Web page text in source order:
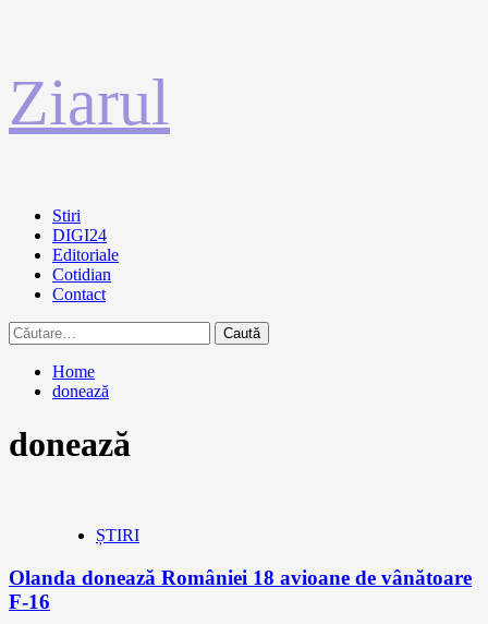
la
conținut
Ziarul
Primary
Menu
Stiri
DIGI24
Editoriale
Cotidian
Contact
Caută
după:
Home
donează
donează
ȘTIRI
Olanda donează României 18 avioane de vânătoare
F-16